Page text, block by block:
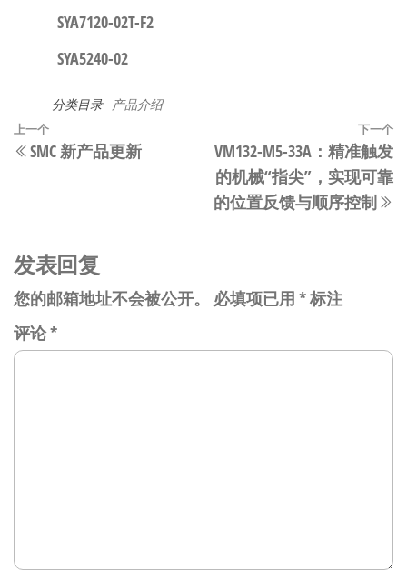
SYA7120-02T-F2
SYA5240-02
分类目录 产品介绍
文
章
上
一
上一个
SMC 新产品更新
下一个
VM132-M5-33A：精准触发
的机械“指尖”，实现可靠
的位置反馈与顺序控制​​
发表回复
您的邮箱地址不会被公开。 必填项已用 *标注
评论*